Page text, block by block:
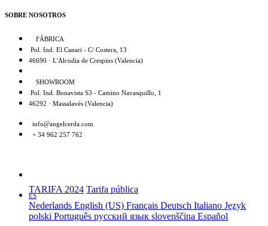
SOBRE NOSOTROS
FÁBRICA
Pol. Ind. El Canari - C/ Costera, 13
46690 · L'Alcudia de Crespins (Valencia)
SHOWROOM
Pol. Ind. Bonavista S3 - Camino Navasquillo, 1
46292 · Massalavés (Valencia)
info@angelcerda.com
+ 34 962 257 762
TARIFA 2024 Tarifa pública
ES
Nederlands English (US) Français Deutsch Italiano Język
polski Português русский язык slovenščina Español